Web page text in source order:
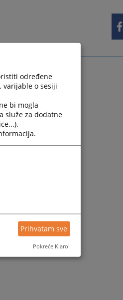
određene
varijable o sesiji
bi mogla
služe za dodatne
Prihvatam sve
Pokreće Klaro!